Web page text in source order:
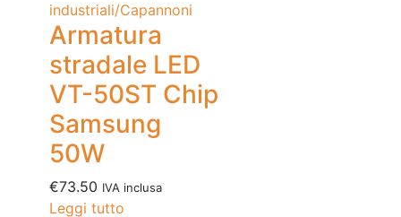
industriali/Capannoni
Armatura
stradale LED
VT-50ST Chip
Samsung
50W
€73.50 IVA inclusa
Leggi tutto